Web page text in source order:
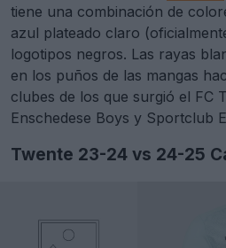
tiene una combinación de
azul plateado claro
logotipos negros. Las rayas
en los puños de las mangas
clubes de los que surgió el FC
Enschedese Boys y Sportclub
Twente 23-24 vs 24-25